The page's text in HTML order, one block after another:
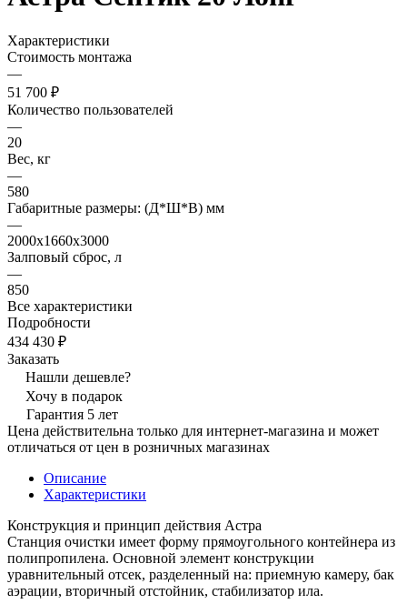
Характеристики
Стоимость монтажа
—
51 700 ₽
Количество пользователей
—
20
Вес, кг
—
580
Габаритные размеры: (Д*Ш*В) мм
—
2000х1660х3000
Залповый сброс, л
—
850
Все характеристики
Подробности
434 430 ₽
Заказать
Нашли дешевле?
Хочу в подарок
Гарантия 5 лет
Цена действительна только для интернет-магазина и может
отличаться от цен в розничных магазинах
Описание
Характеристики
Конструкция и принцип действия Астра
Станция очистки имеет форму прямоугольного контейнера из
полипропилена. Основной элемент конструкции
уравнительный отсек, разделенный на: приемную камеру, бак
аэрации, вторичный отстойник, стабилизатор ила.